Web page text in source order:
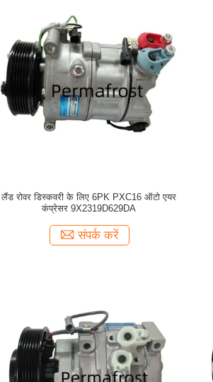
लैंड रोवर डिस्कवरी के लिए 6PK PXC16 ऑटो एयर
कंप्रेसर 9X2319D629DA
संपर्क करें